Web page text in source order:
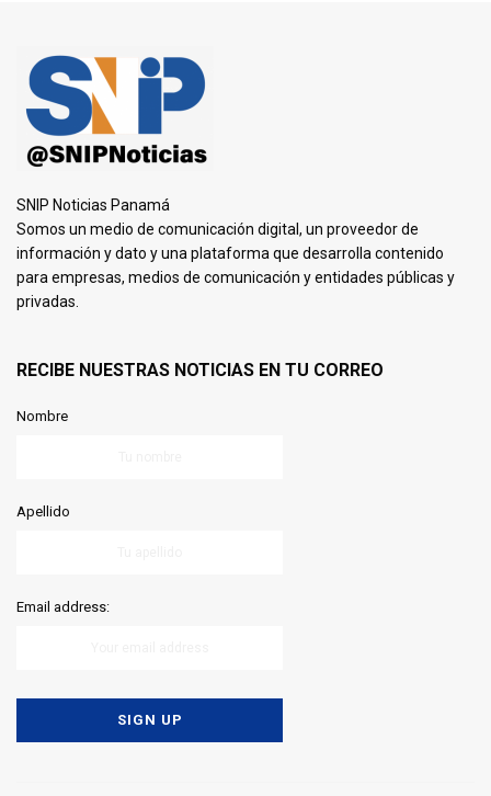
SNIP Noticias Panamá
Somos un medio de comunicación digital, un proveedor de
información y dato y una plataforma que desarrolla contenido
para empresas, medios de comunicación y entidades públicas y
privadas.
RECIBE NUESTRAS NOTICIAS EN TU CORREO
Nombre
Apellido
Email address: